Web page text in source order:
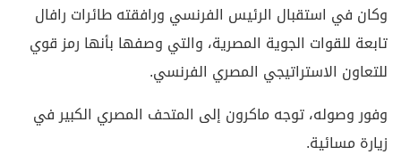
وكان في استقبال الرئيس الفرنسي ورافقته طائرات رافال
تابعة للقوات الجوية المصرية، والتي وصفها بأنها رمز قوي
للتعاون الاستراتيجي المصري الفرنسي.
وفور وصوله، توجه ماكرون إلى المتحف المصري الكبير في
زيارة مسائية.